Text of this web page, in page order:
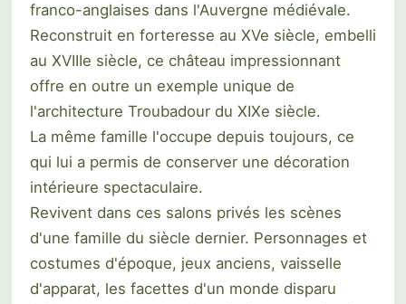
franco-anglaises dans l'Auvergne médiévale.
Reconstruit en forteresse au XVe siècle, embelli
au XVIIIe siècle, ce château impressionnant
offre en outre un exemple unique de
l'architecture Troubadour du XIXe siècle.
La même famille l'occupe depuis toujours, ce
qui lui a permis de conserver une décoration
intérieure spectaculaire.
Revivent dans ces salons privés les scènes
d'une famille du siècle dernier. Personnages et
costumes d'époque, jeux anciens, vaisselle
d'apparat, les facettes d'un monde disparu